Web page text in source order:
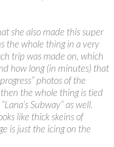
she also made this super
the whole thing in a very
trip was made on, which
how long (in minutes) that
photos of the
the whole thing is tied
Subway” as well.
like thick skeins of
is just the icing on the